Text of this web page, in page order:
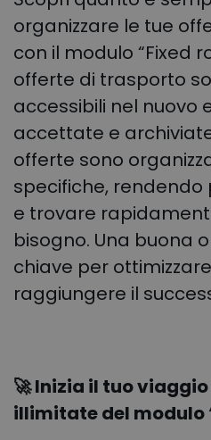
organizzare le tue
con il modulo “Fixed
offerte di trasporto
accessibili nel nuovo
accettate e
offerte sono
specifiche, rendendo
e trovare
bisogno. Una buona
chiave per
raggiungere il
🚀 Inizia il tuo
illimitate del modulo